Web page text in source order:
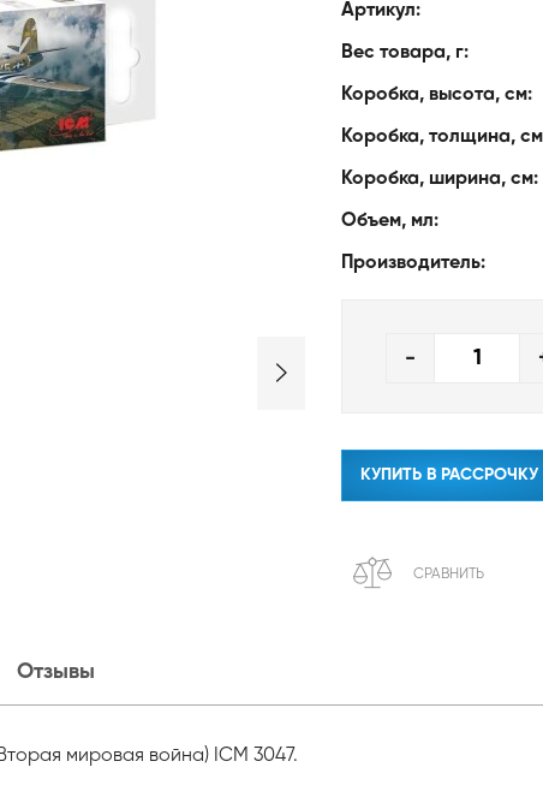
Артикул:
Вес товара, г:
Коробка, высота, см:
Коробка, толщина,
Коробка, ширина, см:
Объем, мл:
Производитель:
-
КУПИТЬ В РАССРОЧКУ
СРАВНИТЬ
Отзывы
мировая война) ICM 3047.